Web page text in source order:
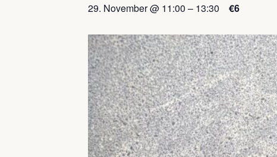
29. November @ 11:00 – 13:30 €6